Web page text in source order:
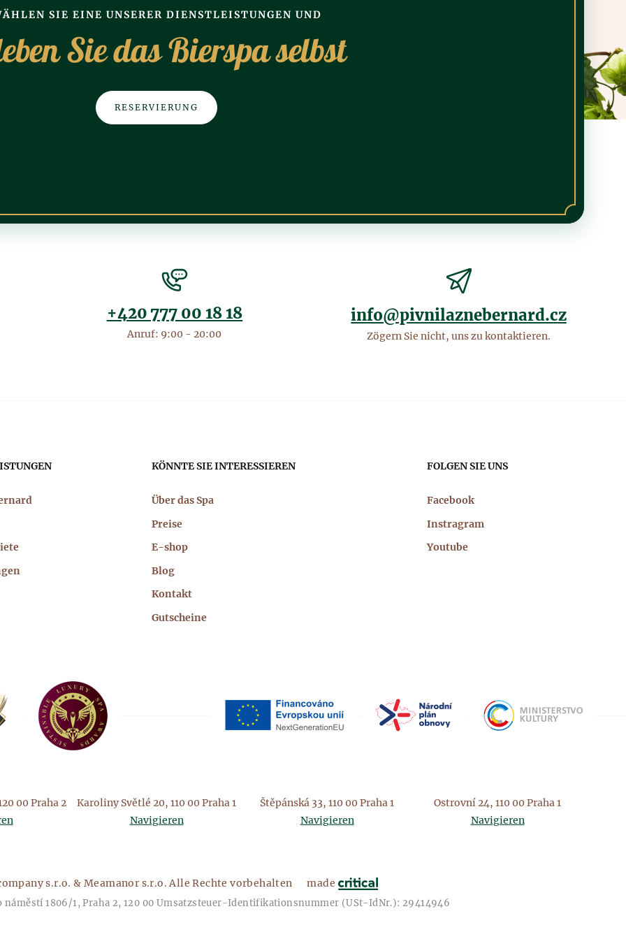
SIE EINE UNSERER DIENSTLEISTUNGEN UND
Sie das Bierspa selbst
RESERVIERUNG
+420 777 00 18 18
Anruf: 9:00 - 20:00
info@pivnilaznebernard.cz
Zögern Sie nicht, uns zu kontaktieren.
KÖNNTE SIE INTERESSIEREN
Über das Spa
Preise
E-shop
Blog
Kontakt
Gutscheine
FOLGEN SIE UNS
Facebook
Instragram
Youtube
00 Praha 2
Karoliny Světlé 20, 110 00 Praha 1
Navigieren
Štěpánská 33, 110 00 Praha 1
Navigieren
Ostrovní 24, 110 00 Praha 1
Navigieren
s.r.o. & Meamanor s.r.o. Alle Rechte vorbehalten made
1806/1, Praha 2, 120 00 Umsatzsteuer-Identifikationsnummer (USt-IdNr.): 29414946